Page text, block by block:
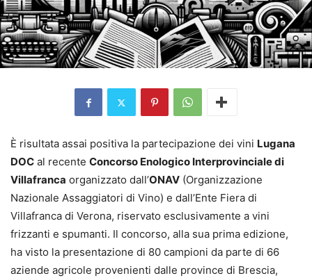
È risultata assai positiva la partecipazione dei vini Lugana
DOC al recente Concorso Enologico Interprovinciale di
Villafranca organizzato dall’ONAV (Organizzazione
Nazionale Assaggiatori di Vino) e dall’Ente Fiera di
Villafranca di Verona, riservato esclusivamente a vini
frizzanti e spumanti. Il concorso, alla sua prima edizione,
ha visto la presentazione di 80 campioni da parte di 66
aziende agricole provenienti dalle province di Brescia,